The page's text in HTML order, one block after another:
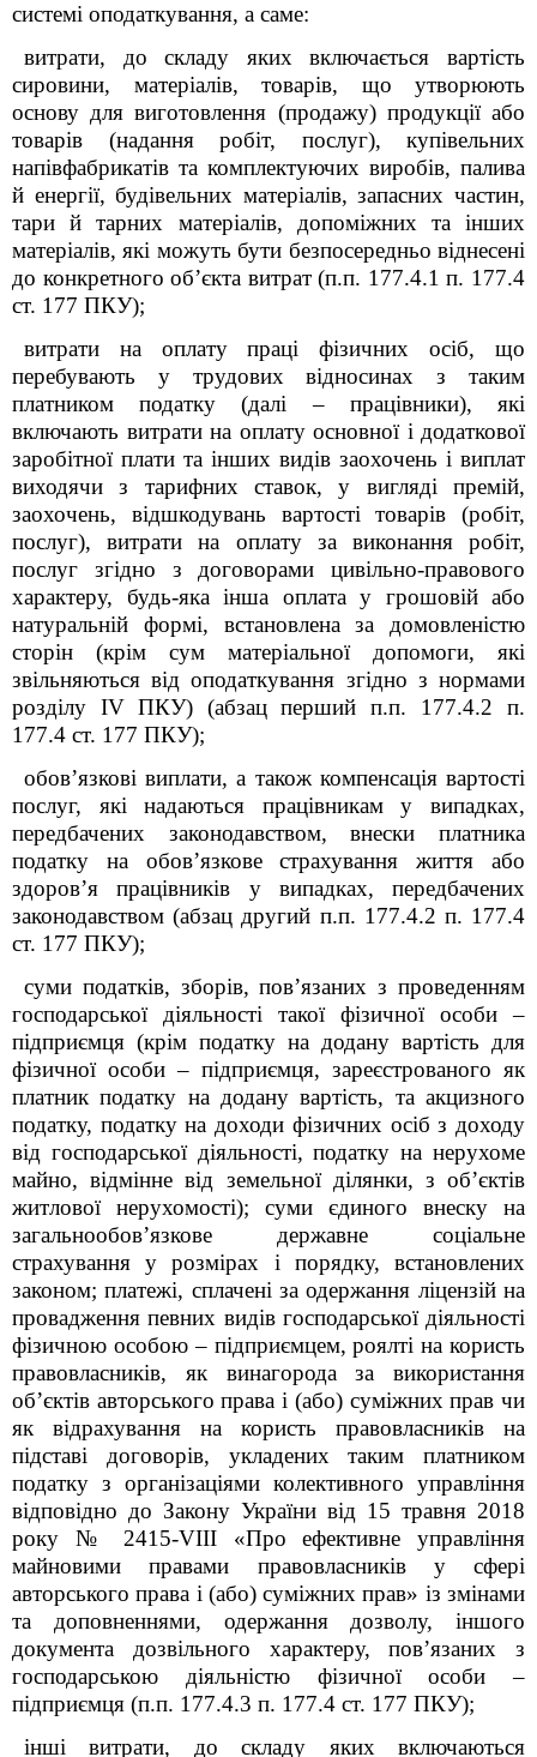
системі оподаткування, а саме:
витрати, до складу яких включається вартість
сировини, матеріалів, товарів, що утворюють
основу для виготовлення (продажу) продукції або
товарів (надання робіт, послуг), купівельних
напівфабрикатів та комплектуючих виробів, палива
й енергії, будівельних матеріалів, запасних частин,
тари й тарних матеріалів, допоміжних та інших
матеріалів, які можуть бути безпосередньо віднесені
до конкретного об’єкта витрат (п.п. 177.4.1 п. 177.4
ст. 177 ПКУ);
витрати на оплату праці фізичних осіб, що
перебувають у трудових відносинах з таким
платником податку (далі – працівники), які
включають витрати на оплату основної і додаткової
заробітної плати та інших видів заохочень і виплат
виходячи з тарифних ставок, у вигляді премій,
заохочень, відшкодувань вартості товарів (робіт,
послуг), витрати на оплату за виконання робіт,
послуг згідно з договорами цивільно-правового
характеру, будь-яка інша оплата у грошовій або
натуральній формі, встановлена за домовленістю
сторін (крім сум матеріальної допомоги, які
звільняються від оподаткування згідно з нормами
розділу IV ПКУ) (абзац перший п.п. 177.4.2 п.
177.4 ст. 177 ПКУ);
обов’язкові виплати, а також компенсація вартості
послуг, які надаються працівникам у випадках,
передбачених законодавством, внески платника
податку на обов’язкове страхування життя або
здоров’я працівників у випадках, передбачених
законодавством (абзац другий п.п. 177.4.2 п. 177.4
ст. 177 ПКУ);
суми податків, зборів, пов’язаних з проведенням
господарської діяльності такої фізичної особи –
підприємця (крім податку на додану вартість для
фізичної особи – підприємця, зареєстрованого як
платник податку на додану вартість, та акцизного
податку, податку на доходи фізичних осіб з доходу
від господарської діяльності, податку на нерухоме
майно, відмінне від земельної ділянки, з об’єктів
житлової нерухомості); суми єдиного внеску на
загальнообов’язкове державне соціальне
страхування у розмірах і порядку, встановлених
законом; платежі, сплачені за одержання ліцензій на
провадження певних видів господарської діяльності
фізичною особою – підприємцем, роялті на користь
правовласників, як винагорода за використання
об’єктів авторського права і (або) суміжних прав чи
як відрахування на користь правовласників на
підставі договорів, укладених таким платником
податку з організаціями колективного управління
відповідно до Закону України від 15 травня 2018
року № 2415-VIII «Про ефективне управління
майновими правами правовласників у сфері
авторського права і (або) суміжних прав» із змінами
та доповненнями, одержання дозволу, іншого
документа дозвільного характеру, пов’язаних з
господарською діяльністю фізичної особи –
підприємця (п.п. 177.4.3 п. 177.4 ст. 177 ПКУ);
інші витрати, до складу яких включаються